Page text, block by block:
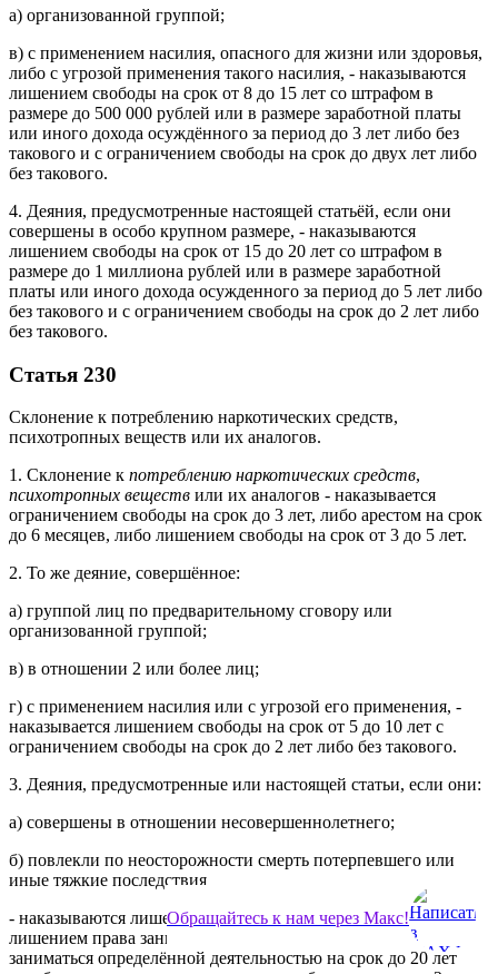
а) организованной группой;
в) с применением насилия, опасного для жизни или здоровья,
либо с угрозой применения такого насилия, - наказываются
лишением свободы на срок от 8 до 15 лет со штрафом в
размере до 500 000 рублей или в размере заработной платы
или иного дохода осуждённого за период до 3 лет либо без
такового и с ограничением свободы на срок до двух лет либо
без такового.
4. Деяния, предусмотренные настоящей статьёй, если они
совершены в особо крупном размере, - наказываются
лишением свободы на срок от 15 до 20 лет со штрафом в
размере до 1 миллиона рублей или в размере заработной
платы или иного дохода осужденного за период до 5 лет либо
без такового и с ограничением свободы на срок до 2 лет либо
без такового.
Статья 230
Склонение к потреблению наркотических средств,
психотропных веществ или их аналогов.
1. Склонение к потреблению наркотических средств,
психотропных веществ или их аналогов - наказывается
ограничением свободы на срок до 3 лет, либо арестом на срок
до 6 месяцев, либо лишением свободы на срок от 3 до 5 лет.
2. То же деяние, совершённое:
а) группой лиц по предварительному сговору или
организованной группой;
в) в отношении 2 или более лиц;
г) с применением насилия или с угрозой его применения, -
наказывается лишением свободы на срок от 5 до 10 лет с
ограничением свободы на срок до 2 лет либо без такового.
3. Деяния, предусмотренные или настоящей статьи, если они:
а) совершены в отношении несовершеннолетнего;
б) повлекли по неосторожности смерть потерпевшего или
иные тяжкие последствия
- наказываются лишением свободы на срок от 10 до 15 лет с
лишением права занимать опредёленные должности или
заниматься определённой деятельностью на срок до 20 лет
Обращайтесь к нам через Макс!